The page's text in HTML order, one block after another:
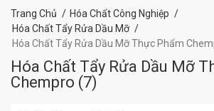
Trang Chủ
Hóa Chất Công Nghiệp
Hóa Chất Tẩy Rửa Dầu Mỡ
Hóa Chất Tẩy Rửa Dầu Mỡ Thực Phẩm
Hóa Chất Tẩy Rửa Dầu Mỡ
Chempro (7)